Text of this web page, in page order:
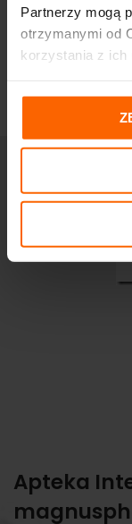
Partnerzy mogą
otrzymanymi od
korzystania z ich
Apteka